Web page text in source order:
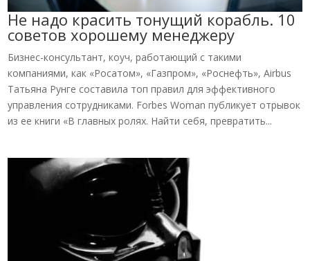
Не надо красить тонущий корабль. 10
советов хорошему менеджеру
Бизнес-консультант, коуч, работающий с такими
компаниями, как «Росатом», «Газпром», «Роснефть», Airbus
Татьяна Рунге составила топ правил для эффективного
управления сотрудниками. Forbes Woman публикует отрывок
из ее книги «В главных ролях. Найти себя, превратить...